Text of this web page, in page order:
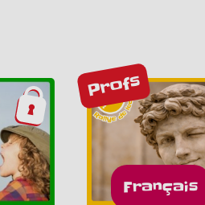
Profs
Français